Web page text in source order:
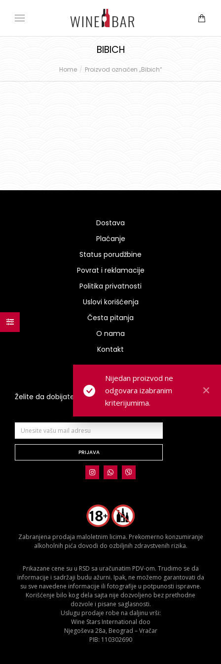
BIBICH
You are here:Home Proizvod označen „Bibich“
Nijedan proizvod ne
odgovara izabranim
kriterijumima.
Dostava
Plaćanje
Status porudžbine
Povrat i reklamacije
Politika privatnosti
Uslovi korišćenja
Česta pitanja
O nama
Kontakt
Želite da dobijate obaveštenja na mail?
PRIJAVA
Zabranjena prodaja maloletnim licima. Prekomerno konzumiranje
alkoholnih pića dovodi do ozbiljnih zdravstvenih rizika.
Prikazane cene su u RSD sa uračunatim PDV-om. Trudimo se da
informacije i sadržaji budu ažurni. Ipak, ne možemo garantovati da
su sve navedene informacije ili fotografije u potpunosti ispravne.
Korišćenje bilo kog dela sajta nije dozvoljeno bez prethodne
dozvole i pisane saglasnosti.
Uslugu prodaje robe na daljinu vrši:
Wine Stars International doo
Njegoševa 28a, Beograd – Vračar
PIB: 110302690